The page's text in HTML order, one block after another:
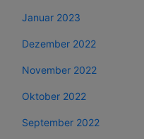
Januar 2023
Dezember 2022
November 2022
Oktober 2022
September 2022